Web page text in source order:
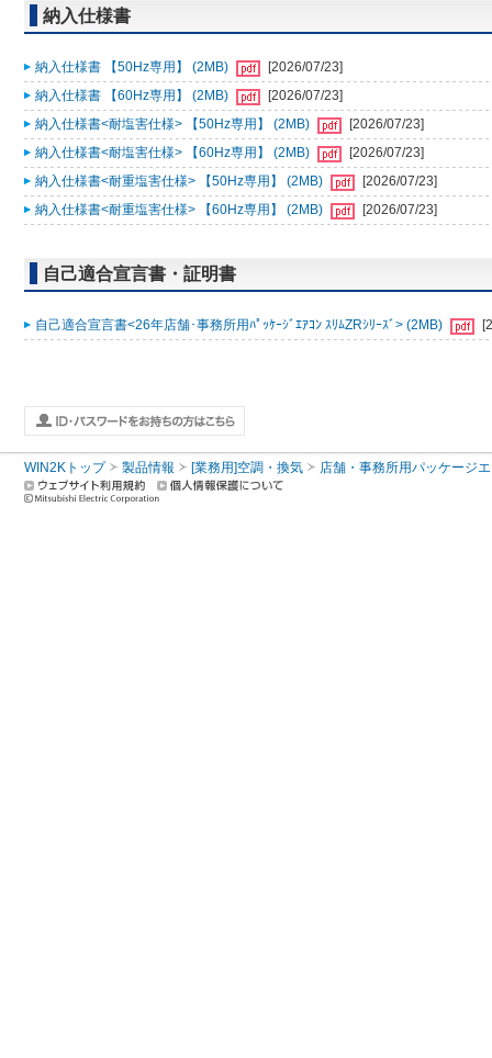
納入仕様書
納入仕様書 【50Hz専用】 (2MB)
[2026/07/23]
納入仕様書 【60Hz専用】 (2MB)
[2026/07/23]
納入仕様書<耐塩害仕様> 【50Hz専用】 (2MB)
[2026/07/23]
納入仕様書<耐塩害仕様> 【60Hz専用】 (2MB)
[2026/07/23]
納入仕様書<耐重塩害仕様> 【50Hz専用】 (2MB)
[2026/07/23]
納入仕様書<耐重塩害仕様> 【60Hz専用】 (2MB)
[2026/07/23]
自己適合宣言書・証明書
自己適合宣言書<26年店舗･事務所用ﾊﾟｯｹｰｼﾞｴｱｺﾝ ｽﾘﾑZRｼﾘｰｽﾞ> (2MB)
WIN2Kトップ 製品情報 [業務用]空調・換気 店舗・事務所用パッケージ